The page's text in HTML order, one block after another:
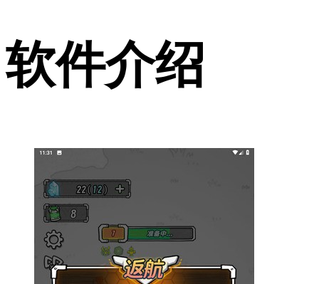
软件介绍